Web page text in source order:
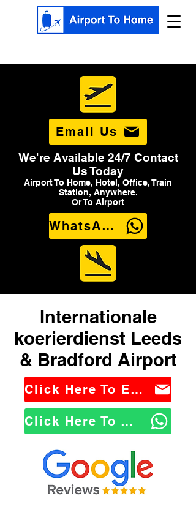
Email Us
We're Available 24/7 Contact
Us Today
Airport To Home, Hotel, Office, Train
Station, Anywhere.
Or To Airport
WhatsApp Us
Internationale
koerierdienst Leeds
& Bradford Airport
Click Here To Email Us
Click Here To WhatsApp Us